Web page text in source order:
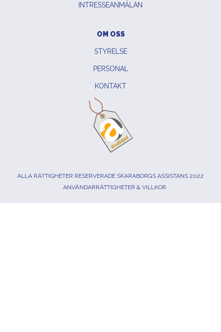
INTRESSEANMÄLAN
OM OSS
STYRELSE
PERSONAL
KONTAKT
ALLA RÄTTIGHETER RESERVERADE SKARABORGS ASSISTANS 2022
ANVÄNDARRÄTTIGHETER & VILLKOR